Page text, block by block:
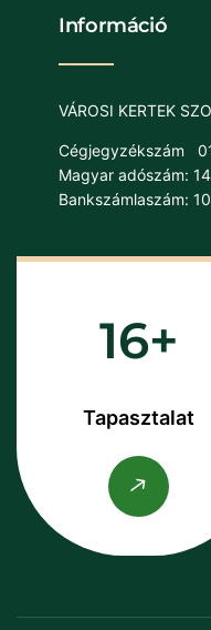
Információ
VÁROSI KERTEK
Cégjegyzékszám
Magyar adószám:
Bankszámlaszám:
16
Tapasztalat